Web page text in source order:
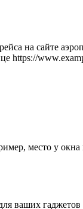
на сайте
https://
место у окна
ваших